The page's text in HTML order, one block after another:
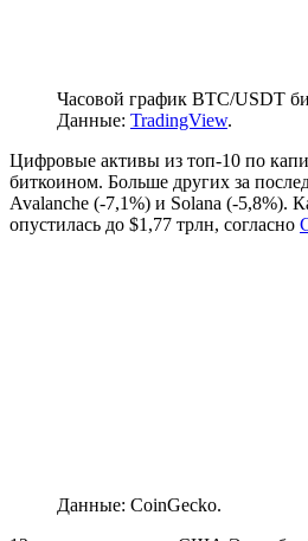
Часовой график BTC/USDT
Данные: TradingView.
Цифровые активы из топ-10 по
биткоином. Больше других за
Avalanche (-7,1%) и Solana (-5,8%).
опустилась до $1,77 трлн, согласно
Данные: CoinGecko.